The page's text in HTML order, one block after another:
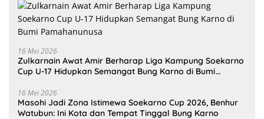
16 Mei 2026
Zulkarnain Awat Amir Berharap Liga Kampung Soekarno
Cup U-17 Hidupkan Semangat Bung Karno di Bumi
16 Mei 2026
Masohi Jadi Zona Istimewa Soekarno Cup 2026, Benhur
Watubun: Ini Kota dan Tempat Tinggal Bung Karno